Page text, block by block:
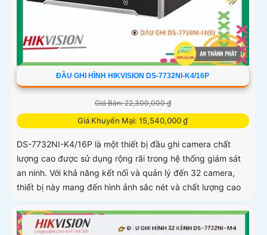
ĐẦU GHI HÌNH HIKVISION DS-7732NI-K4/16P
Giá Bán: 22,300,000 ₫
Giá Khuyến Mại: 15,540,000 ₫
DS-7732NI-K4/16P là một thiết bị đầu ghi camera chất
lượng cao được sử dụng rộng rãi trong hệ thống giám sát
an ninh. Với khả năng kết nối và quản lý đến 32 camera,
thiết bị này mang đến hình ảnh sắc nét và chất lượng cao